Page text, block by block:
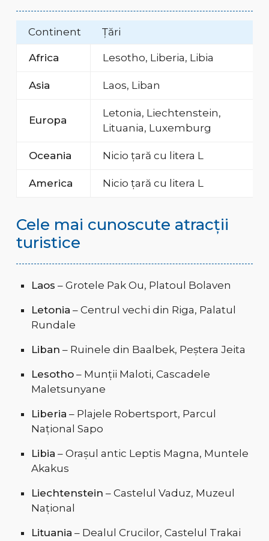
Continent Țări
Africa Lesotho, Liberia, Libia
Asia Laos, Liban
Europa
Letonia, Liechtenstein,
Lituania, Luxemburg
Oceania Nicio țară cu litera L
America Nicio țară cu litera L
Cele mai cunoscute atracții
turistice
Laos – Grotele Pak Ou, Platoul Bolaven
Letonia – Centrul vechi din Riga, Palatul
Rundale
Liban – Ruinele din Baalbek, Peștera Jeita
Lesotho– Munții Maloti, Cascadele
Maletsunyane
Liberia – Plajele Robertsport, Parcul
Național Sapo
Libia – Orașul antic Leptis Magna, Muntele
Akakus
Liechtenstein – Castelul Vaduz, Muzeul
Național
Lituania – Dealul Crucilor, Castelul Trakai